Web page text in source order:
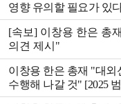
영향 유의할 필요가 있
[속보] 이창용 한은 총
의견 제시"
이창용 한은 총재 "대
수행해 나갈 것" [2025